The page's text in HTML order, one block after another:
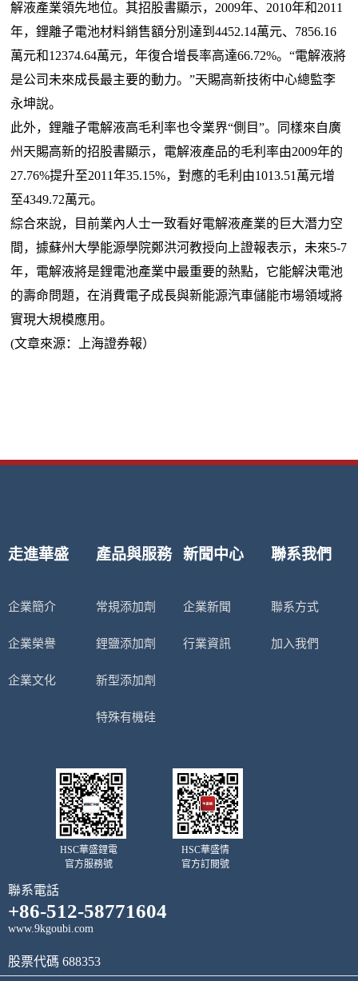
解液產業領先地位。其招股書顯示，2009年、2010年和2011
年，鋰離子電池材料銷售額分別達到4452.14萬元、7856.16
萬元和12374.64萬元，年復合增長率高達66.72%。“電解液將
是公司未來成長最主要的動力。”天賜高新技術中心總監李
永坤說。
此外，鋰離子電解液高毛利率也令業界“側目”。同樣來自廣
州天賜高新的招股書顯示，電解液產品的毛利率由2009年的
27.76%提升至2011年35.15%，對應的毛利由1013.51萬元增
至4349.72萬元。
綜合來說，目前業內人士一致看好電解液產業的巨大潛力空
間，據蘇州大學能源學院鄭洪河教授向上證報表示，未來5-7
年，電解液將是鋰電池產業中最重要的熱點，它能解決電池
的壽命問題，在消費電子成長與新能源汽車儲能市場領域將
實現大規模應用。
(文章來源：上海證券報）
走進華盛
企業簡介
企業榮譽
企業文化
產品與服務
常規添加劑
鋰鹽添加劑
新型添加劑
特殊有機硅
新聞中心
企業新聞
行業資訊
聯系我們
聯系方式
加入我們
HSC華盛情
官方訂閱號
HSC華盛鋰電
官方服務號
聯系電話
+86-512-58771604
www.9kgoubi.com
股票代碼 688353